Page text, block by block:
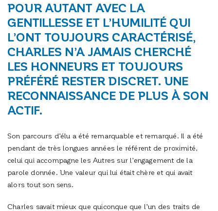
POUR AUTANT AVEC LA
GENTILLESSE ET L’HUMILITÉ QUI
L’ONT TOUJOURS CARACTÉRISÉ,
CHARLES N’A JAMAIS CHERCHÉ
LES HONNEURS ET TOUJOURS
PRÉFÉRÉ RESTER DISCRET. UNE
RECONNAISSANCE DE PLUS À SON
ACTIF.
Son parcours d’élu a été remarquable et remarqué. Il a été
pendant de très longues années le référent de proximité,
celui qui accompagne les Autres sur l’engagement de la
parole donnée. Une valeur qui lui était chère et qui avait
alors tout son sens.
Charles savait mieux que quiconque que l’un des traits de